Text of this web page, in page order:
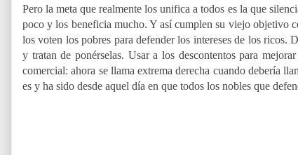
Pero la meta que realmente los unifica a todos es la que
poco y los beneficia mucho. Y así cumplen su viejo objetivo
los voten los pobres para defender los intereses de los ricos.
y tratan de ponérselas. Usar a los descontentos para
comercial: ahora se llama extrema derecha cuando debería
es y ha sido desde aquel día en que todos los nobles que